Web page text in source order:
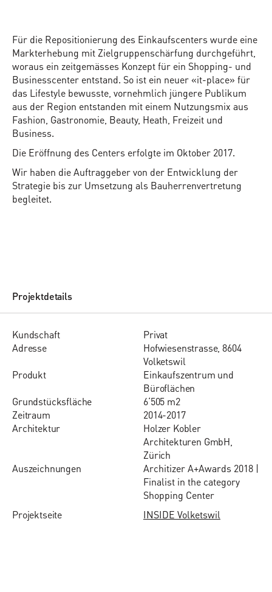
Für die Repositionierung des Einkaufscenters wurde eine
Markterhebung mit Zielgruppenschärfung durchgeführt,
woraus ein zeitgemässes Konzept für ein Shopping- und
Businesscenter entstand. So ist ein neuer «it-place» für
das Lifestyle bewusste, vornehmlich jüngere Publikum
aus der Region entstanden mit einem Nutzungsmix aus
Fashion, Gastronomie, Beauty, Heath, Freizeit und
Business.
Die Eröffnung des Centers erfolgte im Oktober 2017.
Wir haben die Auftraggeber von der Entwicklung der
Strategie bis zur Umsetzung als Bauherrenvertretung
begleitet.
Projektdetails
Kund­schaft
Privat
Adres­se
Hofwiesenstrasse, 8604
Volketswil
Pro­dukt
Einkaufszentrum und
Büroflächen
Grund­stücks­flä­che
6‘505 m2
Zeit­raum
2014-2017
Ar­chi­tektur
Holzer Kobler
Architekturen GmbH,
Zürich
Auszeichnungen
Architizer A+Awards 2018 |
Finalist in the category
Shopping Center
Projektseite
INSIDE Volketswil